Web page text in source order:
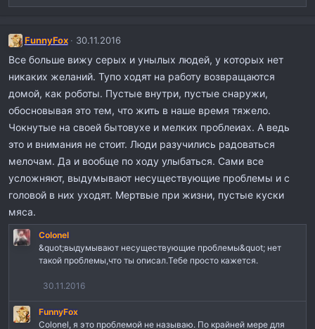
FunnyFox 30.11.2016
Все больше вижу серых и унылых людей, у которых нет
никаких желаний. Тупо ходят на работу возвращаются
домой, как роботы. Пустые внутри, пустые снаружи,
обосновывая это тем, что жить в наше время тяжело.
Чокнутые на своей бытовухе и мелких проблеиах. А ведь
это и внимания не стоит. Люди разучились радоваться
мелочам. Да и вообще по ходу улыбаться. Сами все
усложняют, выдумывают несуществующие проблемы и с
головой в них уходят. Мертвые при жизни, пустые куски
мяса.
Colonel
&quot;выдумывают несуществующие проблемы&quot; нет
такой проблемы,что ты описал.Тебе просто кажется.
30.11.2016
FunnyFox
Colonel, я это проблемой не называю. По крайней мере для